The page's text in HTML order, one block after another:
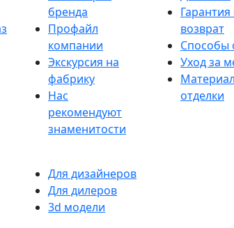
бренда
Профайл
компании
Экскурсия на
фабрику
Нас
рекомендуют
знаменитости
Для дизайнеров
Для дилеров
3d модели
Гарантия
возврат
Способы
Уход за
отделки